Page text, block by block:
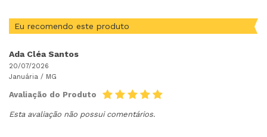
Eu recomendo este produto
Ada Cléa Santos
20/07/2026
Januária / MG
Avaliação do Produto
Esta avaliação não possui comentários.